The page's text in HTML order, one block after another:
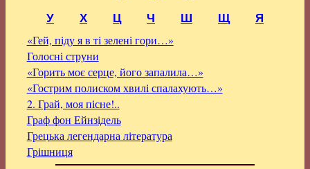
У
Х Ц Ч Ш Щ Я
«Гей, піду я в ті зелені гори…»
Голосні струни
«Горить моє серце, його запалила…»
«Гострим полиском хвилі спалахують…»
2. Грай, моя пісне!..
Граф фон Ейнзідель
Грецька легендарна література
Грішниця